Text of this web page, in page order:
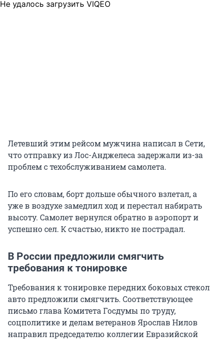
Не удалось загрузить VIQEO
Летевший этим рейсом мужчина написал в Сети,
что отправку из Лос-Анджелеса задержали из-за
проблем с техобслуживанием самолета.
По его словам, борт дольше обычного взлетал, а
уже в воздухе замедлил ход и перестал набирать
высоту. Самолет вернулся обратно в аэропорт и
успешно сел. К счастью, никто не пострадал.
В России предложили смягчить
требования к тонировке
Требования к тонировке передних боковых стекол
авто предложили смягчить. Соответствующее
письмо глава Комитета Госдумы по труду,
соцполитике и делам ветеранов Ярослав Нилов
направил председателю коллегии Евразийской